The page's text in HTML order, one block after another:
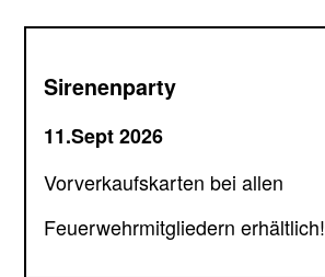
Sirenenparty
11.Sept 2026
Vorverkaufskarten bei allen
Feuerwehrmitgliedern erhältlich!